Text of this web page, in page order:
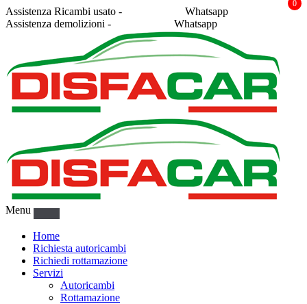
Assistenza Ricambi usato -
Whatsapp
Assistenza demolizioni -
Whatsapp
Menu
Home
Richiesta autoricambi
Richiedi rottamazione
Servizi
Autoricambi
Rottamazione
0